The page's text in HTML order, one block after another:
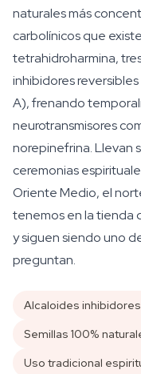
naturales más
carbolínicos que
tetrahidroharmina,
inhibidores
A), frenando
neurotransmisores
norepinefrina. Llevan
ceremonias
Oriente Medio, el
tenemos en la tienda
y siguen siendo uno
preguntan.
Alcaloides
Semillas 100%
Uso tradicional